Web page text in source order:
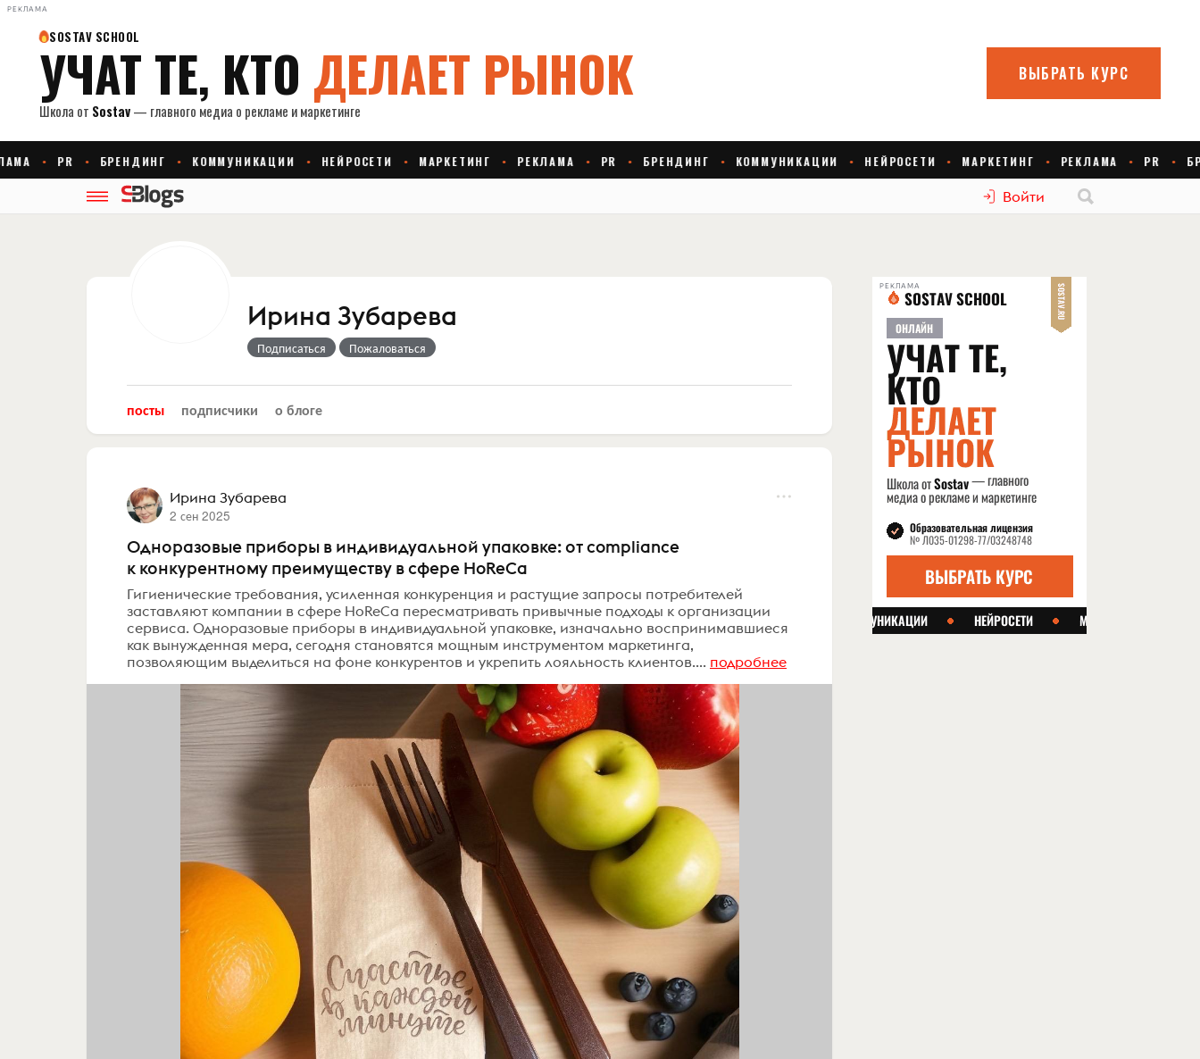
РЕКЛАМА
Войти
Ирина Зубарева
Подписаться Пожаловаться
посты подписчики о блоге
Ирина Зубарева
2 сен 2025
Одноразовые приборы в индивидуальной упаковке: от compliance
к конкурентному преимуществу в сфере HoReCa
Гигиенические требования, усиленная конкуренция и растущие запросы потребителей
заставляют компании в сфере HoReCa пересматривать привычные подходы к организации
сервиса. Одноразовые приборы в индивидуальной упаковке, изначально воспринимавшиеся
как вынужденная мера, сегодня становятся мощным инструментом маркетинга,
позволяющим выделиться на фоне конкурентов и укрепить лояльность клиентов.... подробнее
РЕКЛАМА